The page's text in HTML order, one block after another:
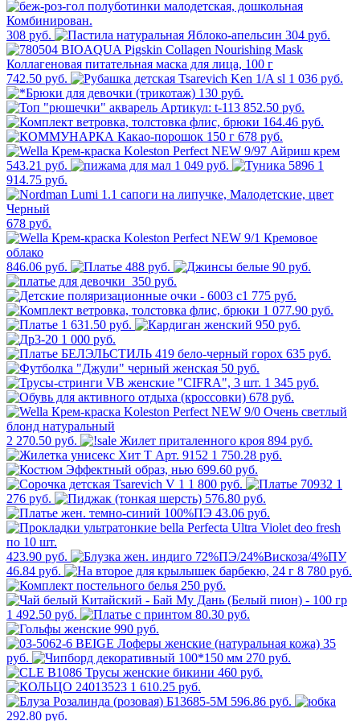
308 руб. 304 руб.
742.50 руб.
1 036 руб.
130 руб.
852.50 руб.
164.46 руб.
678 руб.
543.21 руб. 1 049 руб.
1
914.75 руб.
678 руб.
846.06 руб. 488 руб.
90 руб.
350 руб.
775 руб.
1 077.90 руб.
1 631.50 руб.
950 руб.
1 000 руб.
635 руб.
50 руб.
1 345 руб.
678 руб.
2 270.50 руб.
894 руб.
1 750.28 руб.
699.60 руб.
1 800 руб.
1
276 руб.
576.80 руб.
43.06 руб.
423.90 руб.
46.84 руб.
8 780 руб.
250 руб.
1 492.50 руб.
80.30 руб.
990 руб.
35
руб.
270 руб.
460 руб.
1 610.25 руб.
596.86 руб.
292.80 руб.